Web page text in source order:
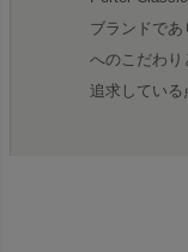
ブランドであ
へのこだわり
追求している